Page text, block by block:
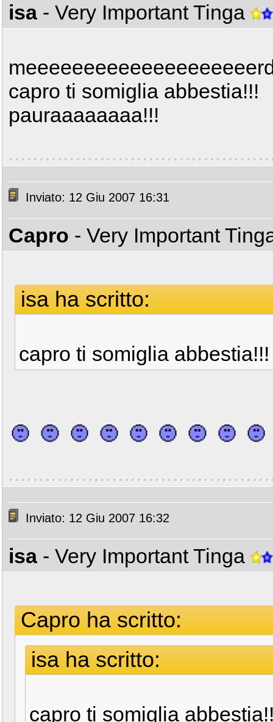
isa - Very Important Tinga
capro ti somiglia abbestia!!!
pauraaaaaaaa!!!
Inviato: 12 Giu 2007 16:31
Capro - Very Important
isa ha scritto:
capro ti somiglia abbestia!!!
Inviato: 12 Giu 2007 16:32
isa - Very Important Tinga
Capro ha scritto:
isa ha scritto:
capro ti somiglia